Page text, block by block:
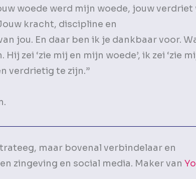
woede werd mijn woede, jouw verdriet
kracht, discipline en
jou. En daar ben ik je dankbaar voor.
zei ‘zie mij en mijn woede’, ik zei ‘zie
verdrietig te zijn.”
maar bovenal verbindelaar en
zingeving en social media. Maker van